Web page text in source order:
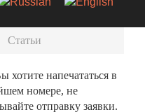
Статьи
хотите напечататься в
номере, не
отправку заявки.